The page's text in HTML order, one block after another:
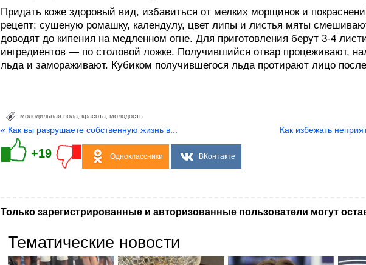
Придать коже здоровый вид, избавиться от мелких морщинок и
рецепт: сушеную ромашку, календулу, цвет липы и листья мяты
доводят до кипения на медленном огне. Для приготовления берут 3-4
ингредиентов — по столовой ложке. Получившийся отвар процеживают,
льда и замораживают. Кубиком получившегося льда протирают лицо
молодильная вода красота молодость
« Как вы разрушаете собственную жизнь в... Как избежать
+19 Одноклассники ВКонтакте
Только зарегистрированные и авторизованные пользователи могут
Тематические новости